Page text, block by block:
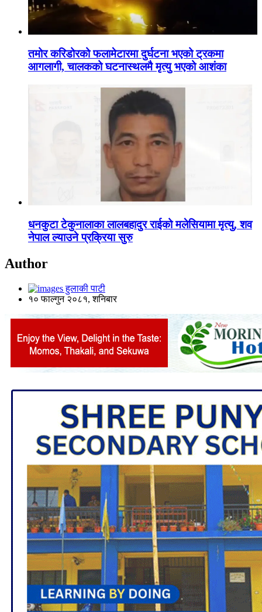
तमोर करिडोरको फलामेटारमा दुर्घटना भएको ट्रकमा
आगलागी, चालकको घटनास्थलमै मृत्यु भएको आशंका
धनकुटा टेकुनालाका लालबहादुर राईको मलेसियामा मृत्यु, शव
नेपाल ल्याउने प्रक्रिया सुरु
Author
हुलाकी पाटी
१० फाल्गुन २०८१, शनिबार